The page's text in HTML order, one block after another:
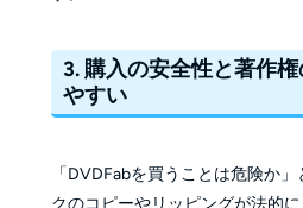
3. 購入の安全性と著作
やすい
「DVDFabを買うことは危険か